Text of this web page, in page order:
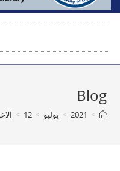
Blog
>
2021
> يوليو >
12
> الاخبار